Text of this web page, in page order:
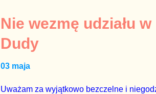
tym i porównał PKB Polski i Hiszpanii, ale
pewnie dlatego, że nie chciało mu
naszego kraju z lat 2007-2015. Bardzo to
rządu. Generalnie, M...
Nie wezmę udziału
Dudy
03 maja
Uważam za wyjątkowo bezczelne i